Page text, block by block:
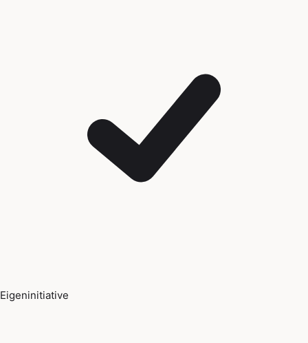
Eigeninitiative